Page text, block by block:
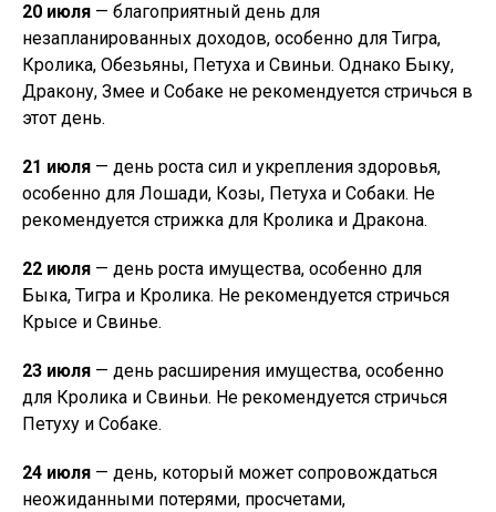
20 июля — благоприятный день для
незапланированных доходов, особенно для Тигра,
Кролика, Обезьяны, Петуха и Свиньи. Однако Быку,
Дракону, Змее и Собаке не рекомендуется стричься в
этот день.
21 июля — день роста сил и укрепления здоровья,
особенно для Лошади, Козы, Петуха и Собаки. Не
рекомендуется стрижка для Кролика и Дракона.
22 июля — день роста имущества, особенно для
Быка, Тигра и Кролика. Не рекомендуется стричься
Крысе и Свинье.
23 июля — день расширения имущества, особенно
для Кролика и Свиньи. Не рекомендуется стричься
Петуху и Собаке.
24 июля — день, который может сопровождаться
неожиданными потерями, просчетами,